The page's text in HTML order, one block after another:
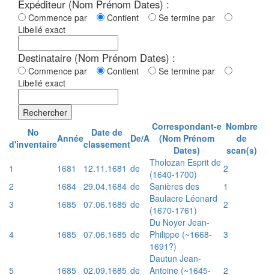
Expéditeur (Nom Prénom Dates) :
Commence par Contient
Se termine par
Libellé exact
Destinataire (Nom Prénom Dates) :
Commence par Contient
Se termine par
Libellé exact
Rechercher
No
d'inventaireAnnée
Date de
classementDe/A
Correspondant-e
(Nom Prénom
Dates)
Nombre
de
scan(s)
1
1681 12.11.1681 de
Tholozan Esprit de
(1640-1700)
2
2
1684 29.04.1684 de Sanières des
1
3
1685 07.06.1685 de
Baulacre Léonard
(1670-1761)
2
4 1685 07.06.1685 de
Du Noyer Jean-
Philippe (~1668-
1691?)
3
5 1685 02.09.1685 de
Dautun Jean-
Antoine (~1645-
2